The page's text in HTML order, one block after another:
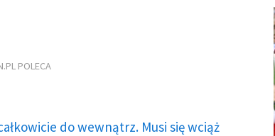
POLECA
do wewnątrz. Musi się wciąż